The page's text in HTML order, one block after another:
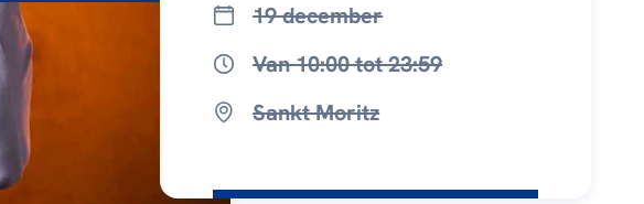
19 december
Van 10:00 tot 23:59
Sankt Moritz